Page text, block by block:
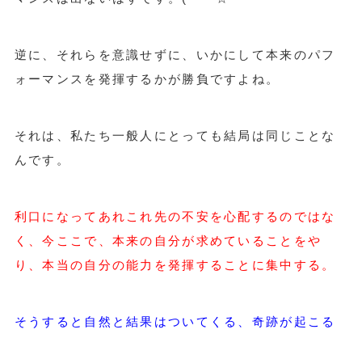
逆に、それらを意識せずに、いかにして本来のパフ
ォーマンスを発揮するかが勝負ですよね。
それは、私たち一般人にとっても結局は同じことな
んです。
利口になってあれこれ先の不安を心配するのではな
く、今ここで、本来の自分が求めていることをや
り、本当の自分の能力を発揮することに集中する。
そうすると自然と結果はついてくる、奇跡が起こる